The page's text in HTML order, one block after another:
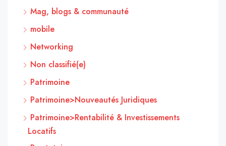
Mag, blogs & communauté
mobile
Networking
Non classifié(e)
Patrimoine
Patrimoine>Nouveautés Juridiques
Patrimoine>Rentabilité & Investissements
Locatifs